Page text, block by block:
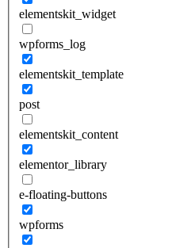
elementskit_widget
wpforms_log
elementskit_template
post
elementskit_content
elementor_library
e-floating-buttons
wpforms